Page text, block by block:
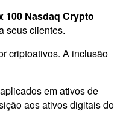
100 Nasdaq Crypto
seus clientes.
criptoativos. A inclusão
em ativos de
aos ativos digitais do